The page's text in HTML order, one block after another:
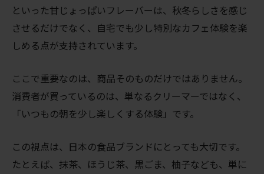
といった甘じょっぱいフレーバーは、秋冬らしさを感じ
させるだけでなく、自宅でも少し特別なカフェ体験を楽
しめる点が支持されています。
ここで重要なのは、商品そのものだけではありません。
消費者が買っているのは、単なるクリーマーではなく、
「いつもの朝を少し楽しくする体験」です。
この視点は、日本の食品ブランドにとっても大切です。
たとえば、抹茶、ほうじ茶、黒ごま、柚子なども、単に